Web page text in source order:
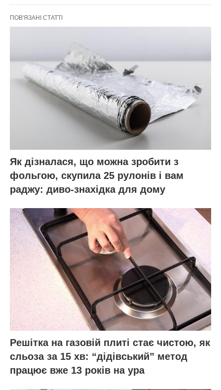
ПОВ'ЯЗАНІ СТАТТІ
Як дізналася, що можна зробити з
фольгою, скупила 25 рулонів і вам
раджу: диво-знахідка для дому
Решітка на газовій плиті стає чистою, як
сльоза за 15 хв: “дідівський” метод
працює вже 13 років на ура